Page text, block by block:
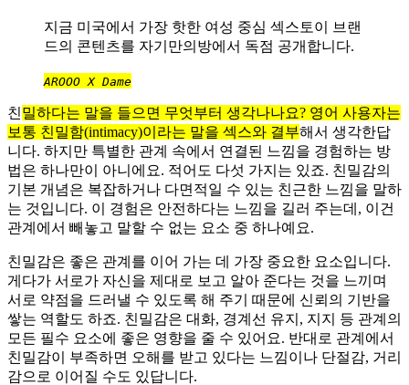
지금 미국에서 가장 핫한 여성 중심 섹스토이 브랜
드의 콘텐츠를 자기만의방에서 독점 공개합니다.
AROOO X Dame
친밀하다는 말을 들으면 무엇부터 생각나나요? 영어 사용자는
보통 친밀함(intimacy)이라는 말을 섹스와 결부해서 생각한답
니다. 하지만 특별한 관계 속에서 연결된 느낌을 경험하는 방
법은 하나만이 아니에요. 적어도 다섯 가지는 있죠. 친밀감의
기본 개념은 복잡하거나 다면적일 수 있는 친근한 느낌을 말하
는 것입니다. 이 경험은 안전하다는 느낌을 길러 주는데, 이건
관계에서 빼놓고 말할 수 없는 요소 중 하나예요.
친밀감은 좋은 관계를 이어 가는 데 가장 중요한 요소입니다.
게다가 서로가 자신을 제대로 보고 알아 준다는 것을 느끼며
서로 약점을 드러낼 수 있도록 해 주기 때문에 신뢰의 기반을
쌓는 역할도 하죠. 친밀감은 대화, 경계선 유지, 지지 등 관계의
모든 필수 요소에 좋은 영향을 줄 수 있어요. 반대로 관계에서
친밀감이 부족하면 오해를 받고 있다는 느낌이나 단절감, 거리
감으로 이어질 수도 있답니다.